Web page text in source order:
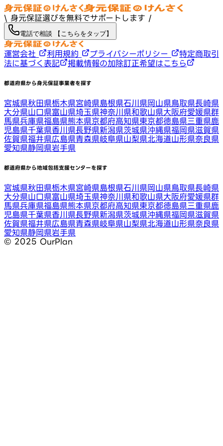
\ 身元保証選びを無料でサポートします /
電話で相談 【こちらをタップ】
運営会社 利用規約 プライバシーポリシー
特定商取引
法に基づく表記
掲載情報の加除訂正希望はこちら
都道府県から身元保証事業者を探す
宮城県秋田県栃木県宮崎県島根県石川県岡山県鳥取県長崎県
大分県山口県富山県埼玉県神奈川県和歌山県大阪府愛媛県群
馬県兵庫県福島県熊本県京都府高知県東京都徳島県三重県鹿
児島県千葉県香川県長野県新潟県茨城県沖縄県福岡県滋賀県
佐賀県福井県広島県青森県岐阜県山梨県北海道山形県奈良県
愛知県静岡県岩手県
都道府県から地域包括支援センターを探す
宮城県秋田県栃木県宮崎県島根県石川県岡山県鳥取県長崎県
大分県山口県富山県埼玉県神奈川県和歌山県大阪府愛媛県群
馬県兵庫県福島県熊本県京都府高知県東京都徳島県三重県鹿
児島県千葉県香川県長野県新潟県茨城県沖縄県福岡県滋賀県
佐賀県福井県広島県青森県岐阜県山梨県北海道山形県奈良県
愛知県静岡県岩手県
©︎ 2025 OurPlan